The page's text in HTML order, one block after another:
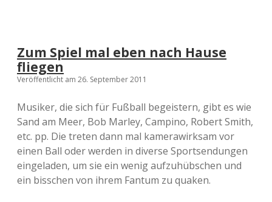
a
s
U
E
F
A
-
P
o
k
Zum Spiel mal eben nach Hause
fliegen
Veröffentlicht am 26. September 2011
Musiker, die sich für Fußball begeistern, gibt es wie
Sand am Meer, Bob Marley, Campino, Robert Smith,
etc. pp. Die treten dann mal kamerawirksam vor
einen Ball oder werden in diverse Sportsendungen
eingeladen, um sie ein wenig aufzuhübschen und
ein bisschen von ihrem Fantum zu quaken.